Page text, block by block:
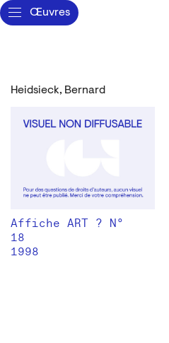
Œuvres
Heidsieck, Bernard
Affiche ART ? N°
18
1998